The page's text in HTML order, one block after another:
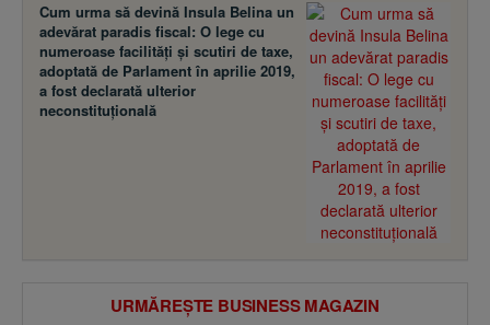
Cum urma să devină Insula Belina un
adevărat paradis fiscal: O lege cu
numeroase facilităţi şi scutiri de taxe,
adoptată de Parlament în aprilie 2019,
a fost declarată ulterior
neconstituţională
URMĂREȘTE BUSINESS MAGAZIN